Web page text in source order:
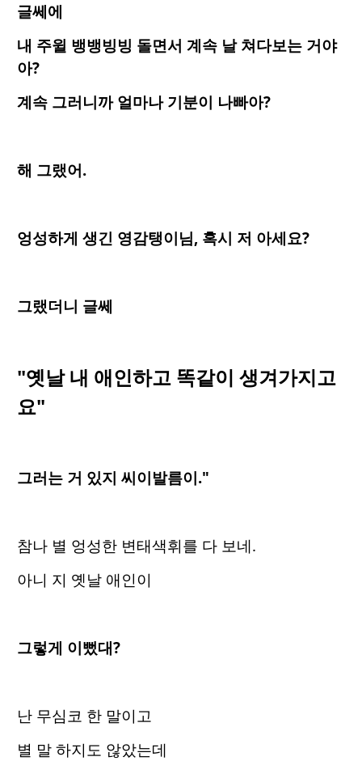
글쎄에
내 주윌 뱅뱅빙빙 돌면서 계속 날 쳐다보는 거야
아?
계속 그러니까 얼마나 기분이 나빠아?
해 그랬어.
엉성하게 생긴 영감탱이님, 혹시 저 아세요?
그랬더니 글쎄
"옛날 내 애인하고 똑같이 생겨가지고
요"
그러는 거 있지 씨이발름이."
참나 별 엉성한 변태색휘를 다 보네.
아니 지 옛날 애인이
그렇게 이뻤대?
난 무심코 한 말이고
별 말 하지도 않았는데